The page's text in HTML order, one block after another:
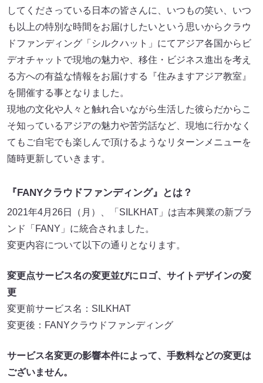
してくださっている日本の皆さんに、いつもの笑い、いつ
も以上の特別な時間をお届けしたいという思いからクラウ
ドファンディング「シルクハット」にてアジア各国からビ
デオチャットで現地の魅力や、移住・ビジネス進出を考え
る方への有益な情報をお届けする『住みますアジア教室』
を開催する事となりました。
現地の文化や人々と触れ合いながら生活した彼らだからこ
そ知っているアジアの魅力や苦労話など、現地に行かなく
てもご自宅でも楽しんで頂けるようなリターンメニューを
随時更新していきます。
『FANYクラウドファンディング』とは？
2021年4月26日（月）、「SILKHAT」は吉本興業の新ブラ
ンド「FANY」に統合されました。
変更内容について以下の通りとなります。
変更点サービス名の変更並びにロゴ、サイトデザインの変
更
変更前サービス名：SILKHAT
変更後：FANYクラウドファンディング
サービス名変更の影響本件によって、手数料などの変更は
ございません。